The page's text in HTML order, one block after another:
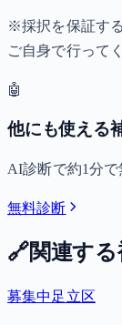
※採択を保証す
ご自身で行って
🤖
他にも使える
AI診断で約1分で
無料診断
🔗関連する
募集中 足立区